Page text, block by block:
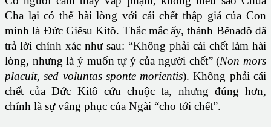
Cha lại có thể hài lòng với cái chết thập giá của Con
mình là Đức Giêsu Kitô. Thắc mắc ấy, thánh Bênađô đã
trả lời chính xác như sau: “Không phải cái chết làm hài
lòng, nhưng là ý muốn tự ý của người chết” (Non mors
placuit, sed voluntas sponte morientis). Không phải cái
chết của Đức Kitô cứu chuộc ta, nhưng đúng hơn,
chính là sự vâng phục của Ngài “cho tới chết”.